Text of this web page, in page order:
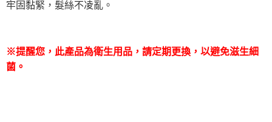
牢固黏緊，髮絲不凌亂。
※提醒您，此產品為衛生用品，請定期更換，以避免滋生細
菌 。